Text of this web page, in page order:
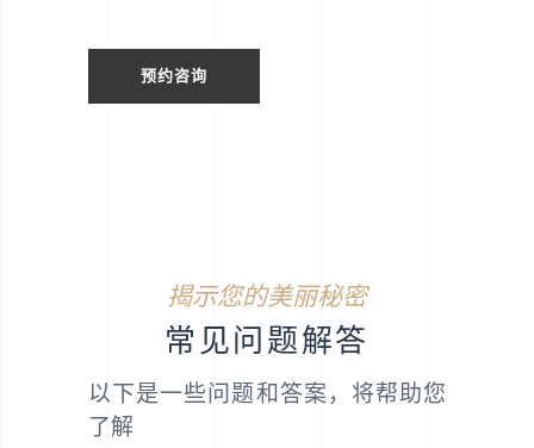
预约咨询
揭示您的美丽秘密
常见问题解答
以下是一些问题和答案，将帮助您
了解